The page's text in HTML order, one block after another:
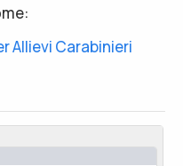
Allievi Carabinieri